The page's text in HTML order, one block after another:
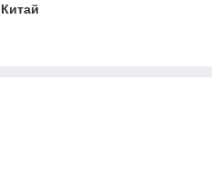
Китай